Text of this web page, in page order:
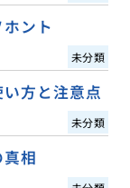
ント
未分類
方と注意点
未分類
相